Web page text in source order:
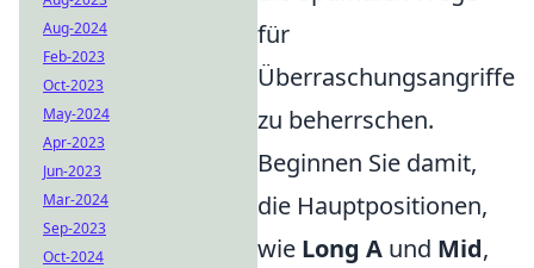
für
Überraschungsangriffe
zu beherrschen.
Beginnen Sie damit,
die Hauptpositionen,
wie Long A und Mid,
Aug-2024
Feb-2023
Oct-2023
May-2024
Apr-2023
Jun-2023
Mar-2024
Sep-2023
Oct-2024